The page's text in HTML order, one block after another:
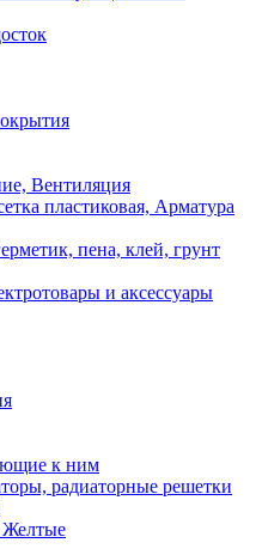
Вентиляция
пластиковая, Арматура
пена, клей, грунт
и аксессуары
к ним
радиаторные решетки
Желтые